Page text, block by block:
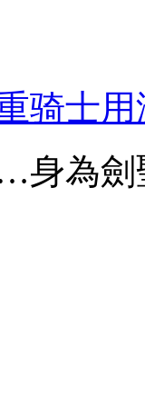
骑士
身為劍